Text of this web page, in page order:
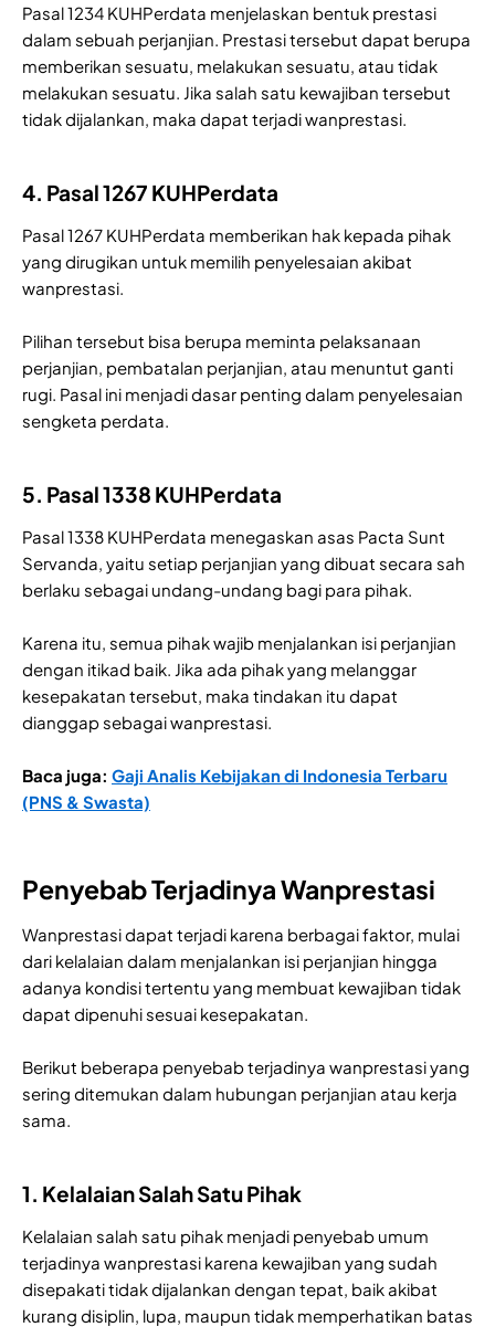
Pasal 1234 KUHPerdata menjelaskan bentuk prestasi
dalam sebuah perjanjian. Prestasi tersebut dapat berupa
memberikan sesuatu, melakukan sesuatu, atau tidak
melakukan sesuatu. Jika salah satu kewajiban tersebut
tidak dijalankan, maka dapat terjadi wanprestasi.
4. Pasal 1267 KUHPerdata
Pasal 1267 KUHPerdata memberikan hak kepada pihak
yang dirugikan untuk memilih penyelesaian akibat
wanprestasi.
Pilihan tersebut bisa berupa meminta pelaksanaan
perjanjian, pembatalan perjanjian, atau menuntut ganti
rugi. Pasal ini menjadi dasar penting dalam penyelesaian
sengketa perdata.
5. Pasal 1338 KUHPerdata
Pasal 1338 KUHPerdata menegaskan asas Pacta Sunt
Servanda, yaitu setiap perjanjian yang dibuat secara sah
berlaku sebagai undang-undang bagi para pihak.
Karena itu, semua pihak wajib menjalankan isi perjanjian
dengan itikad baik. Jika ada pihak yang melanggar
kesepakatan tersebut, maka tindakan itu dapat
dianggap sebagai wanprestasi.
Baca juga: Gaji Analis Kebijakan di Indonesia Terbaru
(PNS & Swasta)
Penyebab Terjadinya Wanprestasi
Wanprestasi dapat terjadi karena berbagai faktor, mulai
dari kelalaian dalam menjalankan isi perjanjian hingga
adanya kondisi tertentu yang membuat kewajiban tidak
dapat dipenuhi sesuai kesepakatan.
Berikut beberapa penyebab terjadinya wanprestasi yang
sering ditemukan dalam hubungan perjanjian atau kerja
sama.
1. Kelalaian Salah Satu Pihak
Kelalaian salah satu pihak menjadi penyebab umum
terjadinya wanprestasi karena kewajiban yang sudah
disepakati tidak dijalankan dengan tepat, baik akibat
kurang disiplin, lupa, maupun tidak memperhatikan batas